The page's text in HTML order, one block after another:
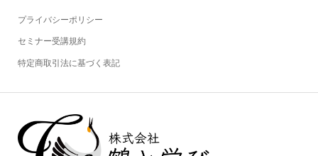
プライバシーポリシー
セミナー受講規約
特定商取引法に基づく表記